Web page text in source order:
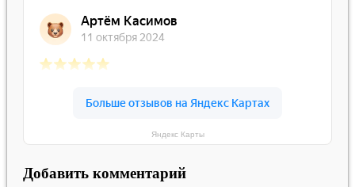
Яндекс Карты
Добавить комментарий